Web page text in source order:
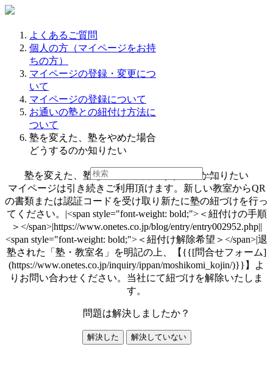
よくあるご質問
個人の方（マイページをお持
ちの方）
マイページの登録・変更につ
いて
マイページの登録について
お通いの塾との紐付け方法に
ついて
塾を変えた、塾をやめた場合
どうするのか知りたい
塾を変えた、塾をやめた場合どうするのか知りたい
マイページは引き続きご利用頂けます。新しい教室からQR
の書類または認証コードを受け取り新たに塾の紐づけを行っ
てください。|<span style="font-weight: bold;">＜紐付けの手順
＞</span>|https://www.onetes.co.jp/blog/entry/entry002952.php||
<span style="font-weight: bold;">＜紐付け解除希望＞</span>|退
塾された「塾・教室名」を明記の上、【{{[問合せフォーム]
(https://www.onetes.co.jp/inquiry/ippan/moshikomi_kojin/)}}】よ
りお問い合わせください。当社にて紐づけを解除いたしま
す。
問題は解決しましたか？
解決した 解決していない